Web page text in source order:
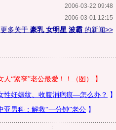
2006-03-22 09:48
2006-03-01 12:15
更多关于 豪乳 女明星 波霸的新闻>>